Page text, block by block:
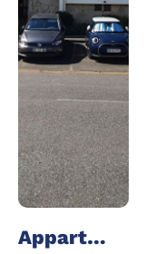
Appartement - 4 Pièce(s) - 79 m²